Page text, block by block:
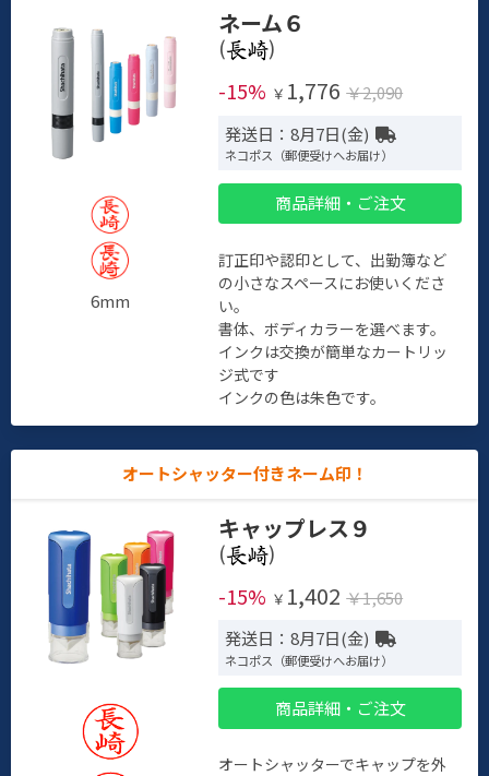
6mm
ネーム６
(
)
-15% ￥ 1,776 ￥2,090
発送日：8月7日(金)
ネコポス（郵便受けへお届け）
商品詳細・ご注文
訂正印や認印として、出勤簿など
の小さなスペースにお使いくださ
い。
書体、ボディカラーを選べます。
インクは交換が簡単なカートリッ
ジ式です
インクの色は朱色です。
オートシャッター付きネーム印！
キャップレス９
(
)
-15% ￥ 1,402 ￥1,650
発送日：8月7日(金)
ネコポス（郵便受けへお届け）
商品詳細・ご注文
オートシャッターでキャップを外